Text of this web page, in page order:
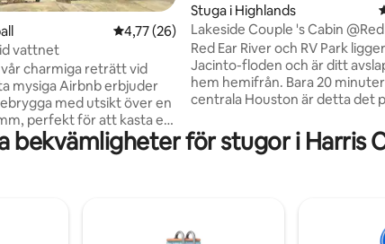
11 omdömen
4,77 av 5 i genomsnittligt betyg, 26
4,77 (26)
vattnet
charmiga reträtt vid
mysiga Airbnb erbjuder
med utsikt över en
perfekt för att kasta en
Omfamna naturen
eldstadsområde
är perfekt för att
Stuga i Highlands
Lakeside Couple 's Cabin
RV Park
Red Ear River och RV Park
Jacinto-floden och är ditt
hem hemifrån. Bara 20
centrala Houston är detta det
en mycket lugn miljö. Detta
för en stuga studiosvit
användning av lusthus, WiFi,
båtlansering och
bekvämligheter för stugor i Harris